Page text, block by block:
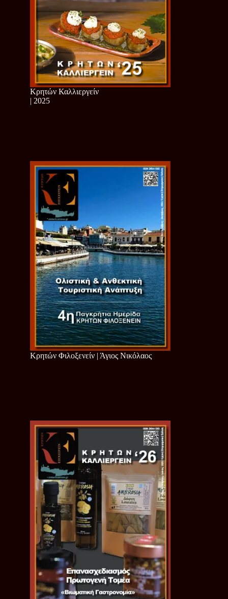
Κρητών Καλλιεργείν
| 2025
Κρητών Φιλοξενείν | Άγιος Νικόλαος